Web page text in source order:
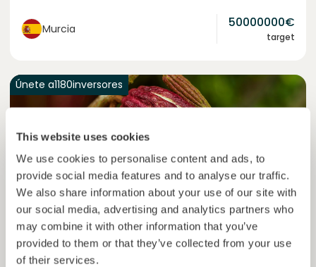
This website uses cookies
We use cookies to personalise content and ads, to
provide social media features and to analyse our traffic.
We also share information about your use of our site with
our social media, advertising and analytics partners who
may combine it with other information that you’ve
provided to them or that they’ve collected from your use
of their services.
Murcia 50000000€
target
Únete a1180inversores
Colcocoa II